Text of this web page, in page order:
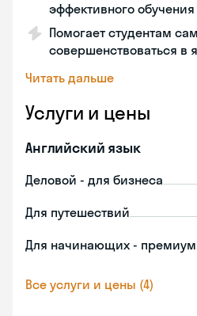
эффективного обучения
Помогает студентам
совершенствоваться в
Читать дальше
Услуги и цены
Английский язык
Деловой - для бизнеса
Для путешествий
Для начинающих - премиум
Все услуги и цены (4)